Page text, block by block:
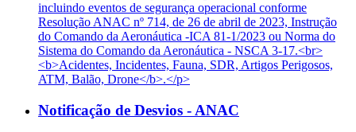
incluindo eventos de segurança operacional conforme
Resolução ANAC nº 714, de 26 de abril de 2023, Instrução
do Comando da Aeronáutica -ICA 81-1/2023 ou Norma do
Sistema do Comando da Aeronáutica - NSCA 3-17.<br>
<b>Acidentes, Incidentes, Fauna, SDR, Artigos Perigosos,
ATM, Balão, Drone</b>.</p>
Notificação de Desvios - ANAC